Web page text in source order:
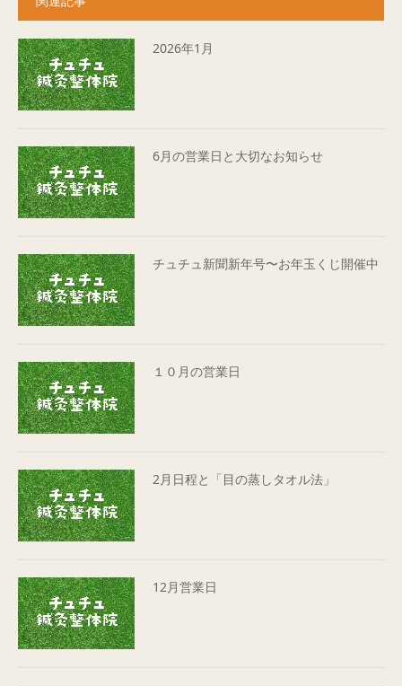
2026年1月
6月の営業日と大切なお知らせ
チュチュ新聞新年号〜お年玉くじ開催中
１０月の営業日
2月日程と「目の蒸しタオル法」
12月営業日